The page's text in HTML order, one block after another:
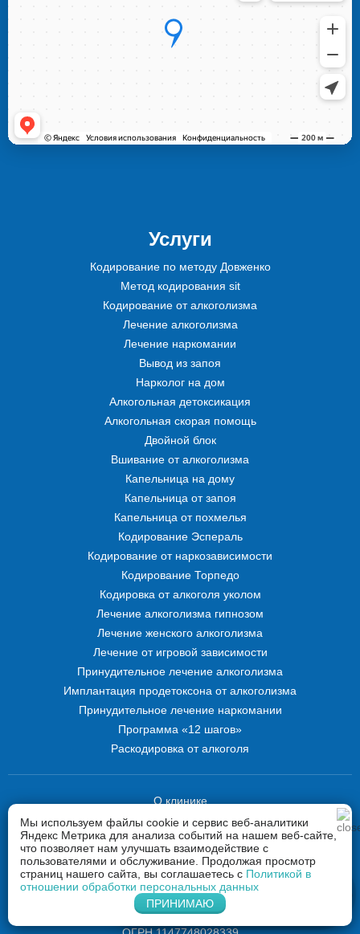
Услуги
Кодирование по методу Довженко
Метод кодирования sit
Кодирование от алкоголизма
Лечение алкоголизма
Лечение наркомании
Вывод из запоя
Нарколог на дом
Алкогольная детоксикация
Алкогольная скорая помощь
Двойной блок
Вшивание от алкоголизма
Капельница на дому
Капельница от запоя
Капельница от похмелья
Кодирование Эспераль
Кодирование от наркозависимости
Кодирование Торпедо
Кодировка от алкоголя уколом
Лечение алкоголизма гипнозом
Лечение женского алкоголизма
Лечение от игровой зависимости
Принудительное лечение алкоголизма
Имплантация продетоксона от алкоголизма
Принудительное лечение наркомании
Программа «12 шагов»
Раскодировка от алкоголя
О клинике
Способы оплаты
Контакты
Карта сайта
ООО «Гален»
ИНН 7718314550
Мы используем файлы cookie и сервис веб-аналитики
Яндекс Метрика для анализа событий на нашем веб-сайте,
что позволяет нам улучшать взаимодействие с
пользователями и обслуживание. Продолжая просмотр
страниц нашего сайта, вы соглашаетесь с Политикой в
отношении обработки персональных данных
ПРИНИМАЮ
Напишите нам в Whatsapp